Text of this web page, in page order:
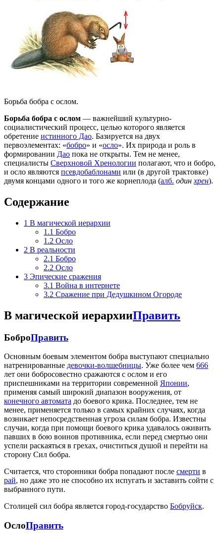
Борьба бобра с ослом.
Борьба бобра с ослом — важнейший культурно-
социалистический процесс, целью которого является
обретение истинного Дао. Базируется на двух
первоэлементах: «бобро» и «осло». Их природа и роль в
формировании Дао пока не открыты. Тем не менее,
специалисты Сверхновой Хренологии полагают, что и бобро,
и осло являются псевдобаблонами или (в другой трактовке)
двумя концами одного и того же корнеплода (алб. один хрен).
Содержание
1 В магической иерархии
1.1 Бобро
1.2 Осло
2 В реальности
2.1 Бобро
2.2 Осло
3 Эпические сражения
3.1 Война в интернете
3.2 Сражение при Дедушкином Огороде
В магической иерархииПравить
БоброПравить
Основным боевым элементом бобра выступают специально
натренированные девочки-волшебницы. Уже более чем 666
лет они бобросовестно сражаются с ослом и его
приспешниками на территории современной Японии,
применяя самый широкий диапазон вооружения, от
конечного автомата до боевого крика. Последнее, тем не
менее, применяется только в самых крайних случаях, когда
возникает непосредственная угроза силам бобра. Известны
случаи, когда при помощи боевого крика удавалось оживить
павших в бою воинов противника, если перед смертью они
успели раскаяться в грехах, очиститься душой и перейти на
сторону Сил бобра.
Считается, что сторонники бобра попадают после смерти в
рай, но даже это не способно их испугать и заставить сойти с
выбранного пути.
Столицей сил бобра является город-государство Бобруйск.
ОслоПравить